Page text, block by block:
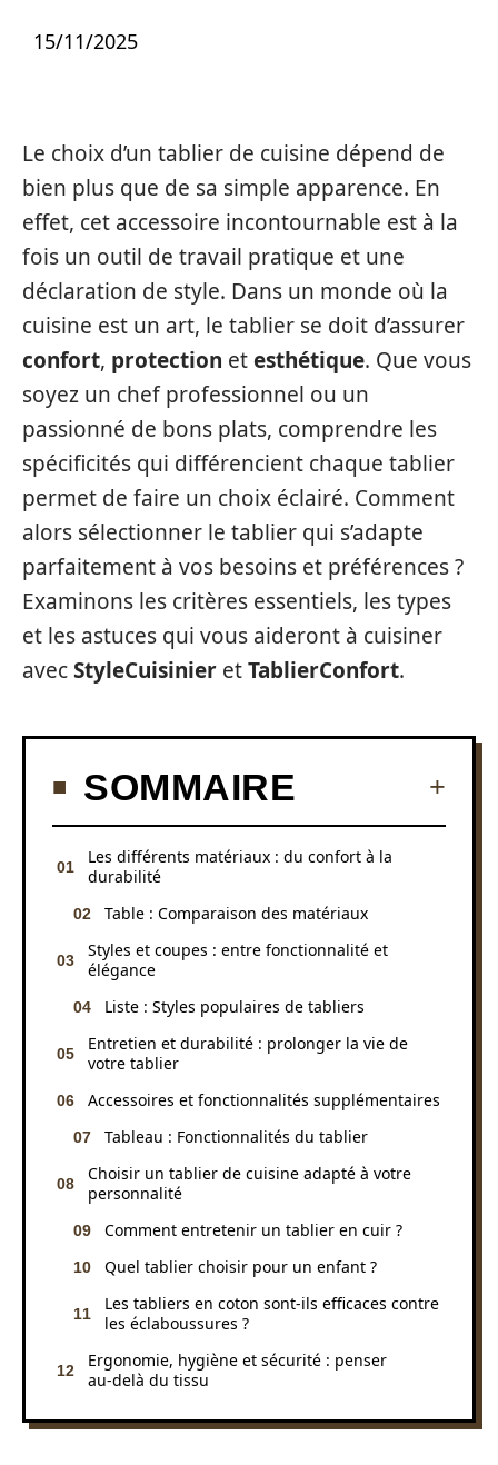
15/11/2025
Le choix d’un tablier de cuisine dépend de
bien plus que de sa simple apparence. En
effet, cet accessoire incontournable est à la
fois un outil de travail pratique et une
déclaration de style. Dans un monde où la
cuisine est un art, le tablier se doit d’assurer
confort, protection etesthétique. Que vous
soyez un chef professionnel ou un
passionné de bons plats, comprendre les
spécificités qui différencient chaque tablier
permet de faire un choix éclairé. Comment
alors sélectionner le tablier qui s’adapte
parfaitement à vos besoins et préférences ?
Examinons les critères essentiels, les types
et les astuces qui vous aideront à cuisiner
avecStyleCuisinier etTablierConfort.
SOMMAIRE
Les différents matériaux : du confort à la
durabilité
Table : Comparaison des matériaux
Styles et coupes : entre fonctionnalité et
élégance
Liste : Styles populaires de tabliers
Entretien et durabilité : prolonger la vie de
votre tablier
Accessoires et fonctionnalités supplémentaires
Tableau : Fonctionnalités du tablier
Choisir un tablier de cuisine adapté à votre
personnalité
Comment entretenir un tablier en cuir ?
Quel tablier choisir pour un enfant ?
Les tabliers en coton sont-ils efficaces contre
les éclaboussures ?
Ergonomie, hygiène et sécurité : penser
au‑delà du tissu